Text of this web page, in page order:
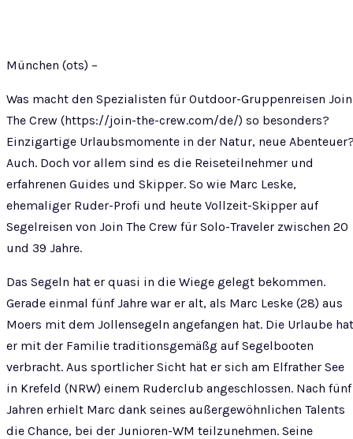
München (ots) –
Was macht den Spezialisten für Outdoor-Gruppenreisen Join
The Crew (https://join-the-crew.com/de/) so besonders?
Einzigartige Urlaubsmomente in der Natur, neue
Auch. Doch vor allem sind es die Reiseteilnehmer und
erfahrenen Guides und Skipper. So wie Marc Leske,
ehemaliger Ruder-Profi und heute Vollzeit-Skipper auf
Segelreisen von Join The Crew für Solo-Traveler zwischen 20
und 39 Jahre.
Das Segeln hat er quasi in die Wiege gelegt bekommen.
Gerade einmal fünf Jahre war er alt, als Marc Leske (28) aus
Moers mit dem Jollensegeln angefangen hat. Die Urlaube hat
er mit der Familie traditionsgemäßg auf Segelbooten
verbracht. Aus sportlicher Sicht hat er sich am Elfrather See
in Krefeld (NRW) einem Ruderclub angeschlossen. Nach fünf
Jahren erhielt Marc dank seines außergewöhnlichen Talents
die Chance, bei der Junioren-WM teilzunehmen. Seine